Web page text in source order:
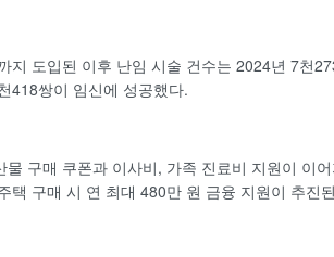
지 도입된 이후 난임 시술 건수는 2024년 7천
418쌍이 임신에 성공했다.
물 구매 쿠폰과 이사비, 가족 진료비 지원이 이
택 구매 시 연 최대 480만 원 금융 지원이 추진